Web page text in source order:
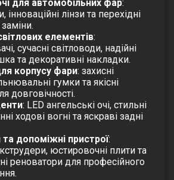
для автомобільних фар:
інноваційні лінзи та перехідні
елементів:
сучасні світловоди, надійні
та декоративні накладки.
корпусу фари: захисні
гумки та якісні
довговічності.
: LED ангельські очі, стильні
ходові вогні та яскраві задні
та допоміжні пристрої:
юстировочні плити та
реноватори для професійного